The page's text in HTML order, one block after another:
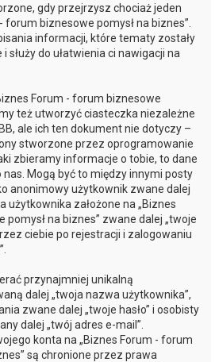
gdy przejrzysz chociaż jeden
biznesowe pomysł na biznes”.
informacji, które tematy zostały
służy do ułatwienia ci nawigacji na
Forum - forum biznesowe
też utworzyć ciasteczka niezależne
ale ich ten dokument nie dotyczy –
stworzone przez oprogramowanie
zbieramy informacje o tobie, to dane
nas. Mogą być to między innymi posty
anonimowy użytkownik zwane dalej
użytkownika założone na „Biznes
na biznes” zwane dalej „twoje
ciebie po rejestracji i zalogowaniu
przynajmniej unikalną
dalej „twoja nazwa użytkownika”,
zwane dalej „twoje hasło” i osobisty
dalej „twój adres e-mail”.
konta na „Biznes Forum - forum
są chronione przez prawa